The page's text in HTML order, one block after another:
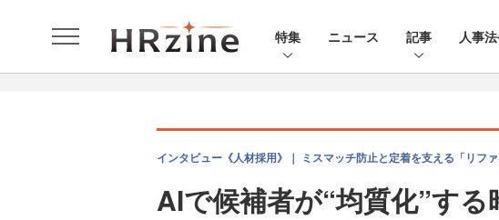
特集 ニュース 記事 人事
インタビュー《人材採用》｜ ミスマッチ防止と定着を支える「リフ
AIで候補者が“均質化”す